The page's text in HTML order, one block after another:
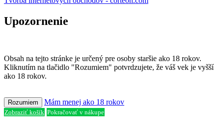
Upozornenie
Obsah na tejto stránke je určený pre osoby staršie ako 18 rokov.
Kliknutím na tlačidlo "Rozumiem" potvrdzujete, že váš vek je vyšší
ako 18 rokov.
Rozumiem Mám menej ako 18 rokov
Zobraziť košík Pokračovať v nákupe